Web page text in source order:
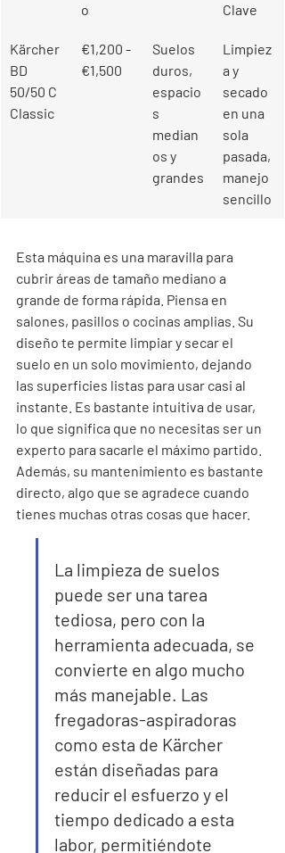
o
Clave
Kärcher
BD
50/50 C
Classic
€1,200 -
€1,500
Suelos
duros,
espacio
s
median
os y
grandes
Limpiez
a y
secado
en una
sola
pasada,
manejo
sencillo
Esta máquina es una maravilla para
cubrir áreas de tamaño mediano a
grande de forma rápida. Piensa en
salones, pasillos o cocinas amplias. Su
diseño te permite limpiar y secar el
suelo en un solo movimiento, dejando
las superficies listas para usar casi al
instante. Es bastante intuitiva de usar,
lo que significa que no necesitas ser un
experto para sacarle el máximo partido.
Además, su mantenimiento es bastante
directo, algo que se agradece cuando
tienes muchas otras cosas que hacer.
La limpieza de suelos
puede ser una tarea
tediosa, pero con la
herramienta adecuada, se
convierte en algo mucho
más manejable. Las
fregadoras-aspiradoras
como esta de Kärcher
están diseñadas para
reducir el esfuerzo y el
tiempo dedicado a esta
labor, permitiéndote